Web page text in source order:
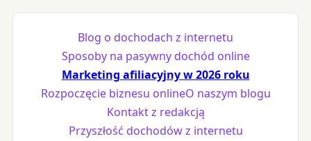
Blog o dochodach z internetu
Sposoby na pasywny dochód online
Marketing afiliacyjny w 2026 roku
Rozpoczęcie biznesu onlineO naszym blogu
Kontakt z redakcją
Przyszłość dochodów z internetu